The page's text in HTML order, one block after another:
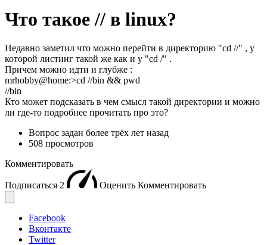
Что такое // в linux?
Недавно заметил что можно перейти в директорию "сd //" , у
которой листинг такой же как и у "cd /" .
Причем можно идти и глубже :
mrhobby@home:>cd //bin && pwd
//bin
Кто может подсказать в чем смысл такой директории и можно
ли где-то подробнее прочитать про это?
Вопрос задан более трёх лет назад
508 просмотров
Комментировать
Подписаться 2 Оценить Комментировать
Facebook
Вконтакте
Twitter